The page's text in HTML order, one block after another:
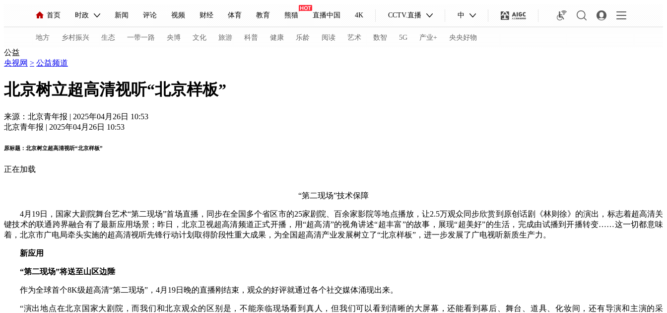
首页 时政 新闻 评论 视频 财经 体育 教育 熊猫 直播中国 4K CCTV.直播 中
人民领袖习近平 联播+ 中国领导人 央视快评 习式妙语 热解读 天天学习
直播 栏目大全 节目单 听音 微视频 主持人 下载央视影音
海外频道 iPanda English Монгол
地方 乡村振兴 生态 一带一路 央博 文化 旅游 科普 健康 乐龄 阅读 艺术 数智 5G 产业+ 央央好物
新闻 国内 国际 评论
人民领袖习近平 联播+
中超 国足 国际足球
VIP会员 CCTV奥林匹克频道 生活体育大会 体育江湖 文化体育 冰雪道路 足球道路
财经 教育 乡村振兴 生态环境 一带一路 央博 非遗 文化 旅游 科普 健康 乐龄 阅读 艺术 汽车 数智 5G
公益
央视网 > 公益频道
北京树立超高清视听“北京样板”
来源：北京青年报 | 2025年04月26日 10:53
北京青年报 | 2025年04月26日 10:53
原标题：北京树立超高清视听“北京样板”
正在加载
“第二现场”技术保障
4月19日，国家大剧院舞台艺术“第二现场”首场直播，同步在全国多个省区市的25家剧院、百余家影院等地点播放，让2.5万观众同步欣赏到原创话剧《林则徐》的演出，标志着超高清关
键技术的联通跨界融合有了最新应用场景；昨日，北京卫视超高清频道正式开播，用“超高清”的视角讲述“超丰富”的故事，展现“超美好”的生活，完成由试播到开播转变……这一切都意味
着，北京市广电局牵头实施的超高清视听先锋行动计划取得阶段性重大成果，为全国超高清产业发展树立了“北京样板”，进一步发展了广电视听新质生产力。
新应用
“第二现场”将送至山区边陲
作为全球首个8K级超高清“第二现场”，4月19日晚的直播刚结束，观众的好评就通过各个社交媒体涌现出来。
“演出地点在北京国家大剧院，而我们和北京观众的区别是，不能亲临现场看到真人，但我们可以看到清晰的大屏幕，还能看到幕后、舞台、道具、化妆间，还有导演和主演的采